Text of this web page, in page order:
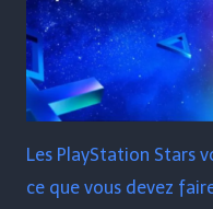
Les PlayStation Stars
ce que vous devez